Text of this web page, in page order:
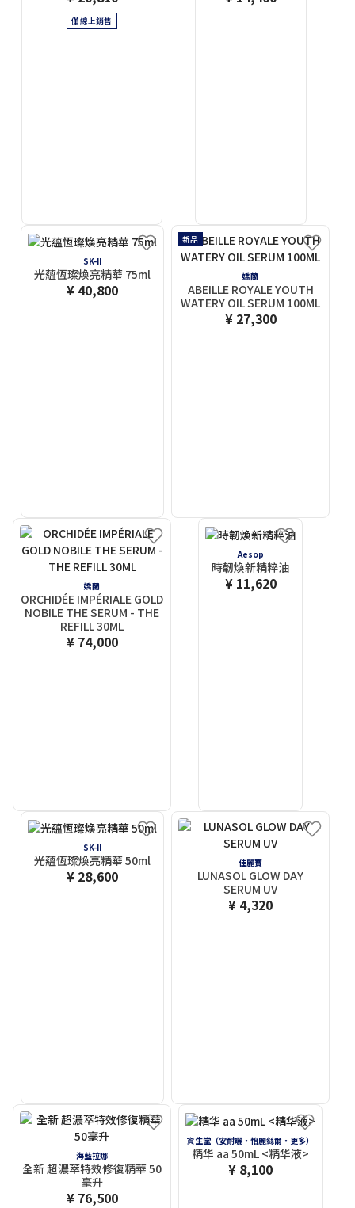
僅線上銷售
SK-II
光蘊恆璨煥亮精華 75ml
¥ 40,800
新品
嬌蘭
ABEILLE ROYALE YOUTH
WATERY OIL SERUM 100ML
¥ 27,300
嬌蘭
ORCHIDÉE IMPÉRIALE GOLD
NOBILE THE SERUM - THE
REFILL 30ML
¥ 74,000
Aesop
時韌煥新精粹油
¥ 11,620
SK-II
光蘊恆璨煥亮精華 50ml
¥ 28,600
佳麗寶
LUNASOL GLOW DAY
SERUM UV
¥ 4,320
海藍拉娜
全新 超濃萃特效修復精華 50
毫升
¥ 76,500
資生堂（安耐曬・怡麗絲爾・更多）
精华 aa 50mL <精华液>
¥ 8,100